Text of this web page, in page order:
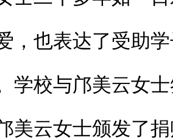
，也表达了受助
学校与邝美云女
美云女士颁发了